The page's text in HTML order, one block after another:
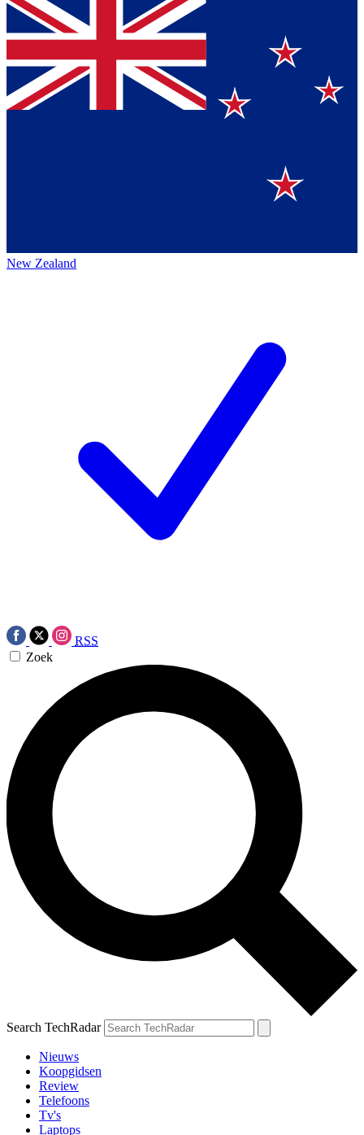
New Zealand
RSS
Zoek
Search TechRadar
Nieuws
Koopgidsen
Review
Telefoons
Tv's
Laptops